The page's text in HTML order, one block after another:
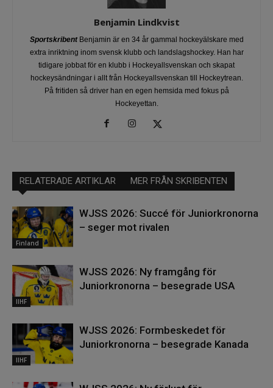
Benjamin Lindkvist
SportskribentBenjamin är en 34 år gammal hockeyälskare med
extra inriktning inom svensk klubb och landslagshockey. Han har
tidigare jobbat för en klubb i Hockeyallsvenskan och skapat
hockeysändningar i allt från Hockeyallsvenskan till Hockeytrean.
På fritiden så driver han en egen hemsida med fokus på
Hockeyettan.
RELATERADE ARTIKLAR MER FRÅN SKRIBENTEN
Finland
WJSS 2026: Succé för Juniorkronorna
– seger mot rivalen
IIHF
WJSS 2026: Ny framgång för
Juniorkronorna – besegrade USA
IIHF
WJSS 2026: Formbeskedet för
Juniorkronorna – besegrade Kanada